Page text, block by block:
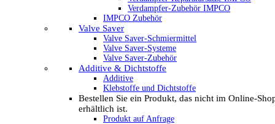
Verdampfer-Zubehör IMPCO
IMPCO Zubehör
Valve Saver
Valve Saver-Schmiermittel
Valve Saver-Systeme
Valve Saver-Zubehör
Additive & Dichtstoffe
Additive
Klebstoffe und Dichtstoffe
Bestellen Sie ein Produkt, das nicht im Online-
erhältlich ist.
Produkt auf Anfrage